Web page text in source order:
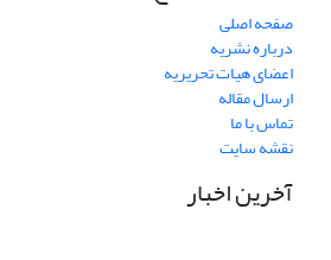
صفحه اصلی
درباره نشریه
اعضای هیات تحریریه
ارسال مقاله
تماس با ما
نقشه سایت
آخرین اخبار